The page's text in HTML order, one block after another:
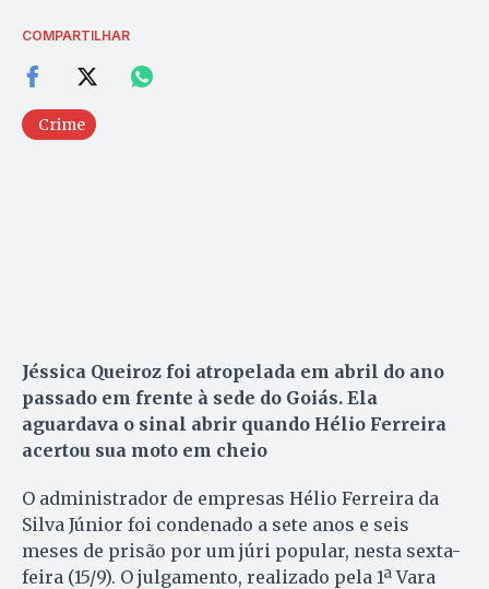
COMPARTILHAR
Crime
Jéssica Queiroz foi atropelada em abril do ano
passado em frente à sede do Goiás. Ela
aguardava o sinal abrir quando Hélio Ferreira
acertou sua moto em cheio
O administrador de empresas Hélio Ferreira da
Silva Júnior foi condenado a sete anos e seis
meses de prisão por um júri popular, nesta sexta-
feira (15/9). O julgamento, realizado pela 1ª Vara